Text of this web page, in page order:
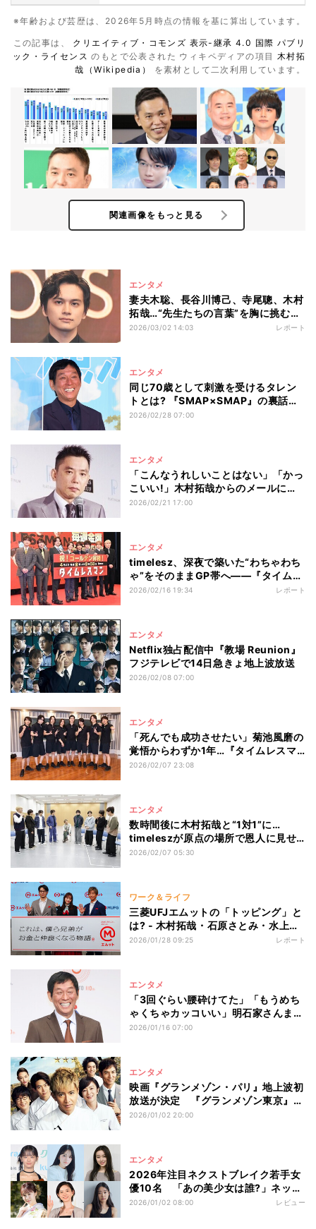
※年齢および芸歴は、2026年5月時点の情報を基に算出しています。
この記事は、 クリエイティブ・コモンズ 表示-継承 4.0 国際 パブリ
ック・ライセンスのもとで公表された ウィキペディアの項目 木村拓
哉（Wikipedia） を素材として二次利用しています。
関連画像をもっと見る
エンタメ
妻夫木聡、長谷川博己、寺尾聰、木村
拓哉…“先生たちの言葉”を胸に挑む北
村匠海の覚悟
2026/03/02 14:03 レポート
エンタメ
同じ70歳として刺激を受けるタレン
トとは? 『SMAP×SMAP』の裏話
も 明石家さんまが語る
2026/02/28 07:00
エンタメ
「こんなうれしいことはない」「かっ
こいい!」木村拓哉からのメールに太
田光が大感激
2026/02/21 17:00
エンタメ
timelesz、深夜で築いた“わちゃわち
ゃ”をそのままGP帯へ――『タイムレ
スマン』記者会見
2026/02/16 19:34 レポート
エンタメ
Netflix独占配信中『教場 Reunion』
フジテレビで14日急きょ地上波放送
2026/02/08 07:00
エンタメ
「死んでも成功させたい」菊池風磨の
覚悟からわずか1年…『タイムレスマ
ン』GP帯にスピード昇格
2026/02/07 23:08
エンタメ
数時間後に木村拓哉と“1対1”に…
timeleszが原点の場所で恩人に見せ
る成長の姿
2026/02/07 05:30
ワーク＆ライフ
三菱UFJエムットの「トッピング」と
は? - 木村拓哉・石原さとみ・水上恒
司が3兄弟役で新CM出演
2026/01/28 09:25 レポート
エンタメ
「3回ぐらい腰砕けてた」「もうめち
ゃくちゃカッコいい」明石家さんま大
絶賛の俳優とは
2026/01/16 07:00
エンタメ
映画『グランメゾン・パリ』地上波初
放送が決定 『グランメゾン東京』＆
SPドラマの一挙放送も
2026/01/02 20:00
エンタメ
2026年注目ネクストブレイク若手女
優10名 「あの美少女は誰?」ネット
ざわつく美しさ、木村拓哉から称賛さ
2026/01/02 08:00 レビュー